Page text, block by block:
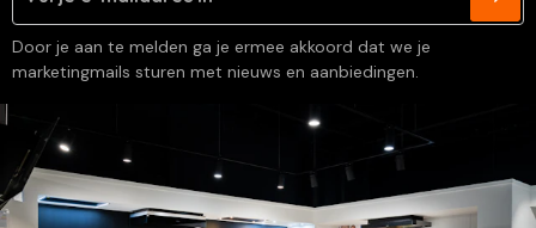
Door je aan te melden ga je ermee akkoord dat we je
marketingmails sturen met nieuws en aanbiedingen.